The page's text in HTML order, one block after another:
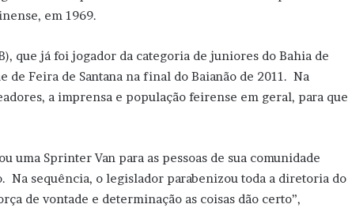
em 1969.
que já foi jogador da categoria de juniores do Bahia de
Feira de Santana na final do Baianão de 2011. Na
a imprensa e população feirense em geral, para que
Sprinter Van para as pessoas de sua comunidade
Na sequência, o legislador parabenizou toda a diretoria do
de vontade e determinação as coisas dão certo”,